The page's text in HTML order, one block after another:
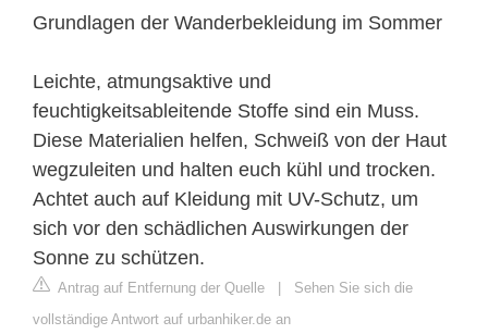
Grundlagen der Wanderbekleidung im Sommer
Leichte, atmungsaktive und
feuchtigkeitsableitende Stoffe sind ein Muss.
Diese Materialien helfen, Schweiß von der Haut
wegzuleiten und halten euch kühl und trocken.
Achtet auch auf Kleidung mit UV-Schutz, um
sich vor den schädlichen Auswirkungen der
Sonne zu schützen.
Antrag auf Entfernung der Quelle | Sehen Sie sich die
vollständige Antwort auf urbanhiker.de an